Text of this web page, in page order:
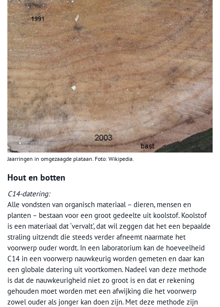
Jaarringen in omgezaagde plataan. Foto: Wikipedia.
Hout en botten
C14-datering:
Alle vondsten van organisch materiaal – dieren, mensen en
planten – bestaan voor een groot gedeelte uit koolstof. Koolstof
is een materiaal dat ‘vervalt’, dat wil zeggen dat het een bepaalde
straling uitzendt die steeds verder afneemt naarmate het
voorwerp ouder wordt. In een laboratorium kan de hoeveelheid
C14 in een voorwerp nauwkeurig worden gemeten en daar kan
een globale datering uit voortkomen. Nadeel van deze methode
is dat de nauwkeurigheid niet zo groot is en dat er rekening
gehouden moet worden met een afwijking die het voorwerp
zowel ouder als jonger kan doen zijn. Met deze methode zijn